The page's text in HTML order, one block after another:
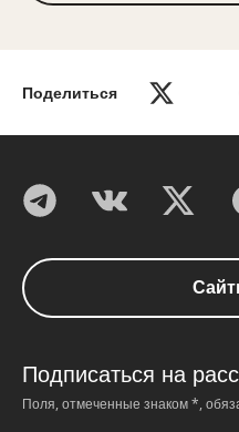
Поделиться
Подписаться на
Поля, отмеченные знаком *,